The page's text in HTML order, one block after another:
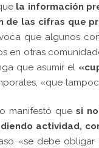
la información
de las cifras que
que algunos
en otras
que asumir el
«que
manifestó quesi
actividad,
«se debe obligar